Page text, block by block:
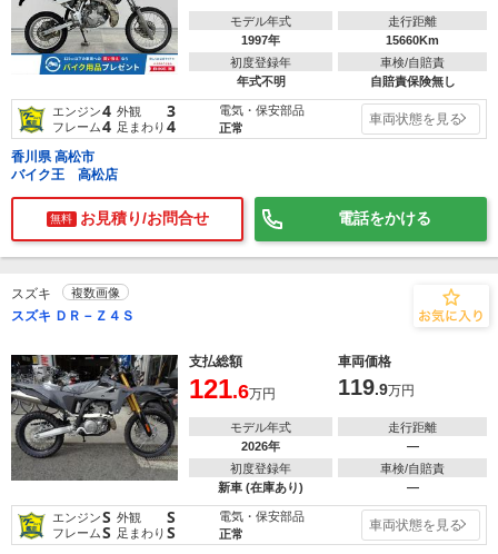
モデル年式
1997年
走行距離
15660Km
初度登録年
年式不明
車検/自賠責
自賠責保険無し
エンジン4 外観 3
フレーム4 足まわり 4
電気・保安部品
正常
車両状態を見る
香川県 高松市
バイク王 高松店
無料 お見積り/お問合せ 電話をかける
スズキ 複数画像
スズキ ＤＲ－Ｚ４Ｓ
支払総額 車両価格
121.6万円 119.9万円
モデル年式
2026年
走行距離
―
初度登録年
新車 (在庫あり)
車検/自賠責
―
エンジンS 外観 S
フレームS 足まわり S
電気・保安部品
正常
車両状態を見る